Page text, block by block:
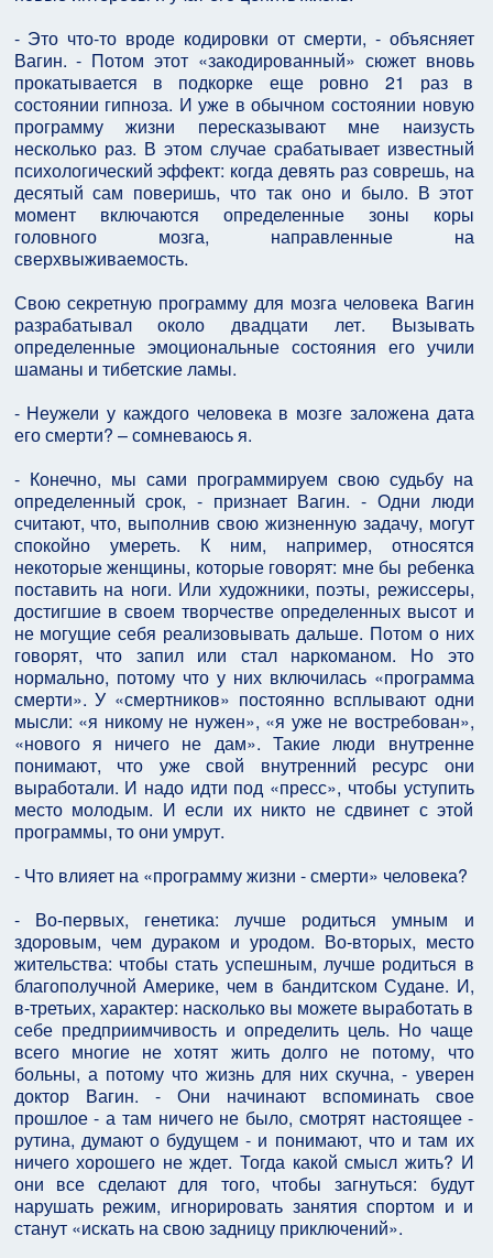
- Это что-то вроде кодировки от смерти, - объясняет
Вагин. - Потом этот «закодированный» сюжет вновь
прокатывается в подкорке еще ровно 21 раз в
состоянии гипноза. И уже в обычном состоянии новую
программу жизни пересказывают мне наизусть
несколько раз. В этом случае срабатывает известный
психологический эффект: когда девять раз соврешь, на
десятый сам поверишь, что так оно и было. В этот
момент включаются определенные зоны коры
головного мозга, направленные на
сверхвыживаемость.
Свою секретную программу для мозга человека Вагин
разрабатывал около двадцати лет. Вызывать
определенные эмоциональные состояния его учили
шаманы и тибетские ламы.
- Неужели у каждого человека в мозге заложена дата
его смерти? – сомневаюсь я.
- Конечно, мы сами программируем свою судьбу на
определенный срок, - признает Вагин. - Одни люди
считают, что, выполнив свою жизненную задачу, могут
спокойно умереть. К ним, например, относятся
некоторые женщины, которые говорят: мне бы ребенка
поставить на ноги. Или художники, поэты, режиссеры,
достигшие в своем творчестве определенных высот и
не могущие себя реализовывать дальше. Потом о них
говорят, что запил или стал наркоманом. Но это
нормально, потому что у них включилась «программа
смерти». У «смертников» постоянно всплывают одни
мысли: «я никому не нужен», «я уже не востребован»,
«нового я ничего не дам». Такие люди внутренне
понимают, что уже свой внутренний ресурс они
выработали. И надо идти под «пресс», чтобы уступить
место молодым. И если их никто не сдвинет с этой
программы, то они умрут.
- Что влияет на «программу жизни - смерти» человека?
- Во-первых, генетика: лучше родиться умным и
здоровым, чем дураком и уродом. Во-вторых, место
жительства: чтобы стать успешным, лучше родиться в
благополучной Америке, чем в бандитском Судане. И,
в-третьих, характер: насколько вы можете выработать в
себе предприимчивость и определить цель. Но чаще
всего многие не хотят жить долго не потому, что
больны, а потому что жизнь для них скучна, - уверен
доктор Вагин. - Они начинают вспоминать свое
прошлое - а там ничего не было, смотрят настоящее -
рутина, думают о будущем - и понимают, что и там их
ничего хорошего не ждет. Тогда какой смысл жить? И
они все сделают для того, чтобы загнуться: будут
нарушать режим, игнорировать занятия спортом и и
станут «искать на свою задницу приключений».